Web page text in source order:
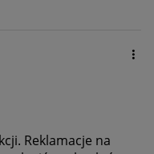
Reklamacje na